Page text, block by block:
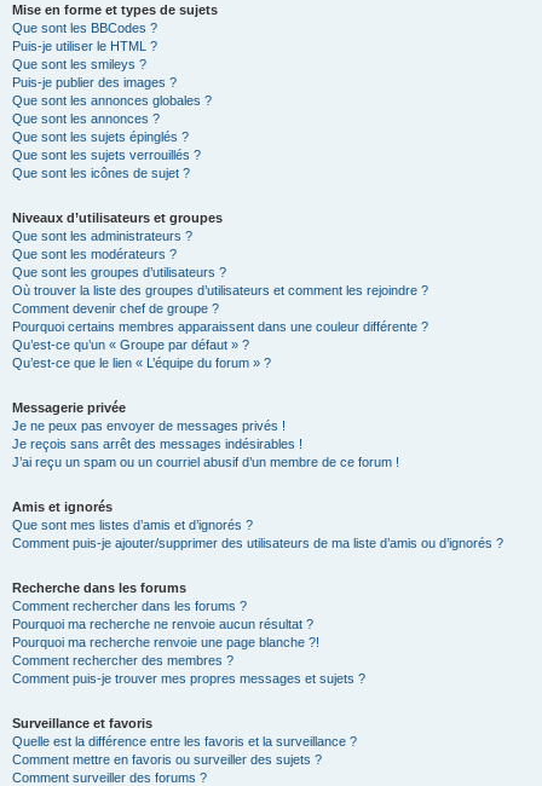
Mise en forme et types de sujets
Que sont les BBCodes ?
Puis-je utiliser le HTML ?
Que sont les smileys ?
Puis-je publier des images ?
Que sont les annonces globales ?
Que sont les annonces ?
Que sont les sujets épinglés ?
Que sont les sujets verrouillés ?
Que sont les icônes de sujet ?
Niveaux d’utilisateurs et groupes
Que sont les administrateurs ?
Que sont les modérateurs ?
Que sont les groupes d’utilisateurs ?
Où trouver la liste des groupes d’utilisateurs et comment les rejoindre ?
Comment devenir chef de groupe ?
Pourquoi certains membres apparaissent dans une couleur différente ?
Qu’est-ce qu’un « Groupe par défaut » ?
Qu’est-ce que le lien « L’équipe du forum » ?
Messagerie privée
Je ne peux pas envoyer de messages privés !
Je reçois sans arrêt des messages indésirables !
J’ai reçu un spam ou un courriel abusif d’un membre de ce forum !
Amis et ignorés
Que sont mes listes d’amis et d’ignorés ?
Comment puis-je ajouter/supprimer des utilisateurs de ma liste d’amis ou d’ignorés ?
Recherche dans les forums
Comment rechercher dans les forums ?
Pourquoi ma recherche ne renvoie aucun résultat ?
Pourquoi ma recherche renvoie une page blanche ?!
Comment rechercher des membres ?
Comment puis-je trouver mes propres messages et sujets ?
Surveillance et favoris
Quelle est la différence entre les favoris et la surveillance ?
Comment mettre en favoris ou surveiller des sujets ?
Comment surveiller des forums ?